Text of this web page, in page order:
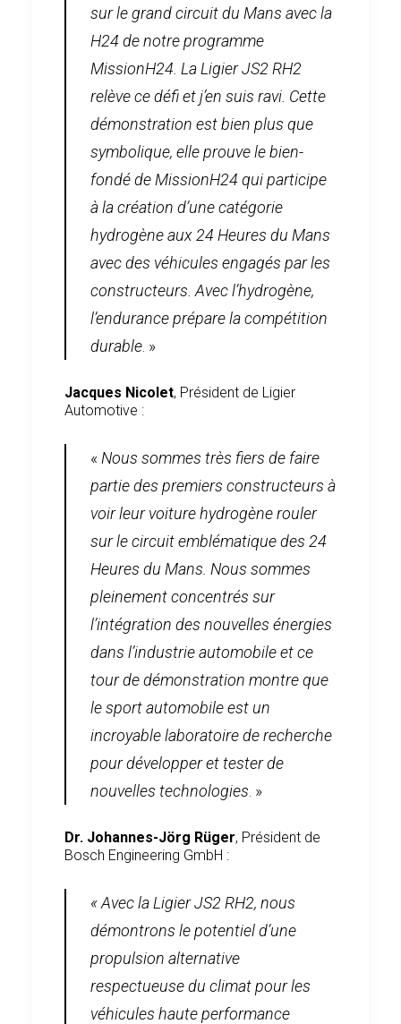
sur le grand circuit du Mans avec la
H24 de notre programme
MissionH24. La Ligier JS2 RH2
relève ce défi et j’en suis ravi. Cette
démonstration est bien plus que
symbolique, elle prouve le bien-
fondé de MissionH24 qui participe
à la création d’une catégorie
hydrogène aux 24 Heures du Mans
avec des véhicules engagés par les
constructeurs. Avec l’hydrogène,
l’endurance prépare la compétition
durable . »
Jacques Nicolet, Président de Ligier
Automotive :
« Nous sommes très fiers de faire
partie des premiers constructeurs à
voir leur voiture hydrogène rouler
sur le circuit emblématique des 24
Heures du Mans. Nous sommes
pleinement concentrés sur
l’intégration des nouvelles énergies
dans l’industrie automobile et ce
tour de démonstration montre que
le sport automobile est un
incroyable laboratoire de recherche
pour développer et tester de
nouvelles technologies . »
Dr. Johannes-Jörg Rüger, Président de
Bosch Engineering GmbH :
« Avec la Ligier JS2 RH2, nous
démontrons le potentiel d’une
propulsion alternative
respectueuse du climat pour les
véhicules haute performance